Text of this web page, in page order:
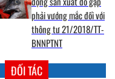
phải vướng mắc đối với
thông tư 21/2018/TT-
BNNPTNT
ĐỐI TÁC